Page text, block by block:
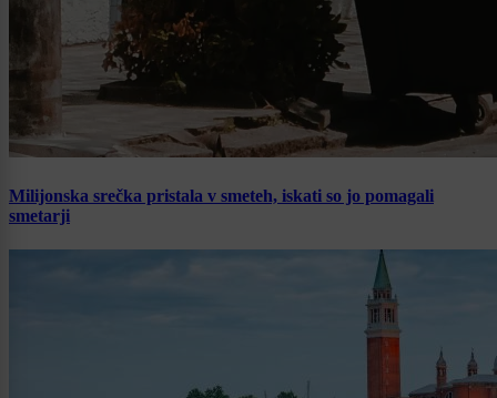
Milijonska srečka pristala v smeteh, iskati so jo pomagali
smetarji